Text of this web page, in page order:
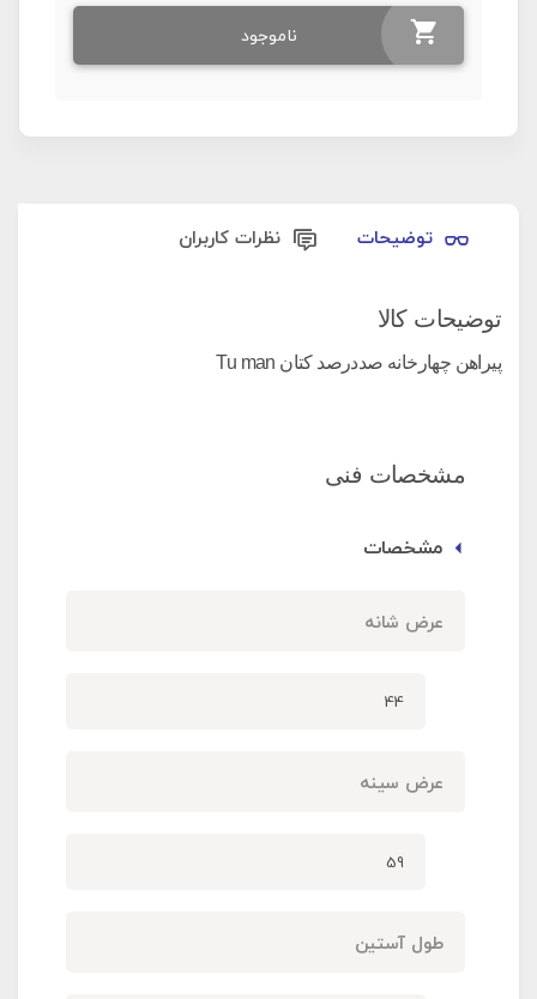
ناموجود
توضیحات نظرات کاربران
توضیحات کالا
پیراهن چهارخانه صددرصد کتان Tu man
مشخصات فنی
مشخصات
عرض شانه
44
عرض سینه
59
طول آستین